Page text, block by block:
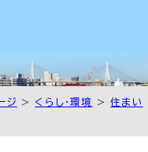
ジ > くらし・環境 >住まい